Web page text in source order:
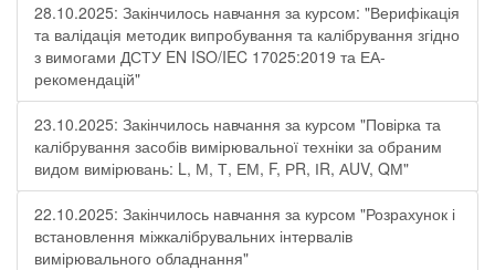
28.10.2025: Закінчилось навчання за курсом: "Верифікація
та валідація методик випробування та калібрування згідно
з вимогами ДСТУ EN ISO/IEC 17025:2019 та ЕА-
рекомендацій"
23.10.2025: Закінчилось навчання за курсом "Повірка та
калібрування засобів вимірювальної техніки за обраним
видом вимірювань: L, М, Т, ЕМ, F, РR, ІR, АUV, QМ"
22.10.2025: Закінчилось навчання за курсом "Розрахунок і
встановлення міжкалібрувальних інтервалів
вимірювального обладнання"